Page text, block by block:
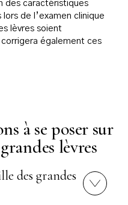
des caractéristiques
de l’examen clinique
lèvres soient
également ces
à se poser sur
lèvres
des grandes